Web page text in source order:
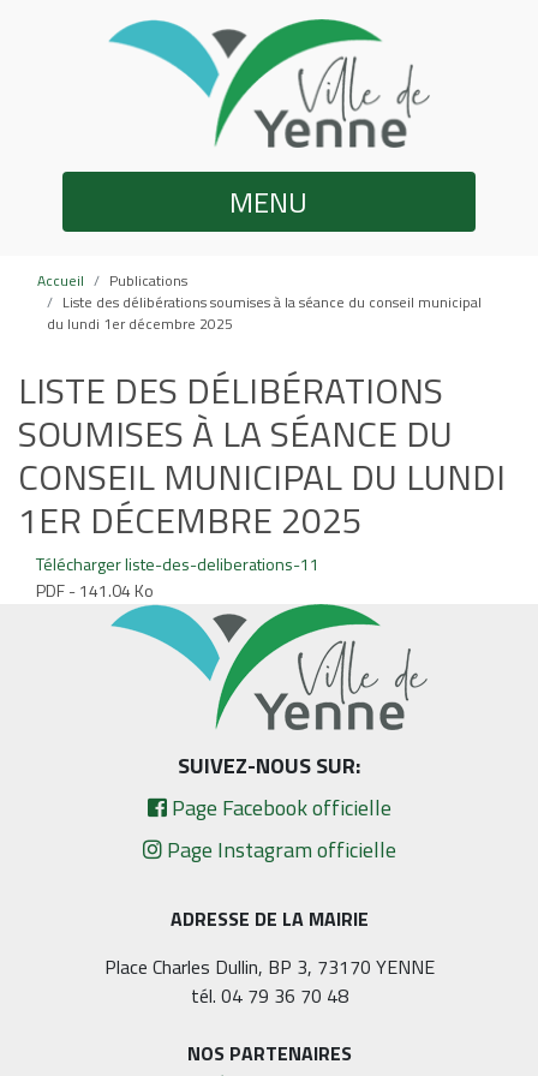
MENU
Accueil
Publications
Liste des délibérations soumises à la séance du conseil municipal
du lundi 1er décembre 2025
LISTE DES DÉLIBÉRATIONS
SOUMISES À LA SÉANCE DU
CONSEIL MUNICIPAL DU LUNDI
1ER DÉCEMBRE 2025
Télécharger liste-des-deliberations-11
PDF - 141.04 Ko
ADRESSE DE LA MAIRIE
Place Charles Dullin, BP 3, 73170 YENNE
tél. 04 79 36 70 48
NOS PARTENAIRES
SUIVEZ-NOUS SUR:
Page Facebook officielle
Page Instagram officielle